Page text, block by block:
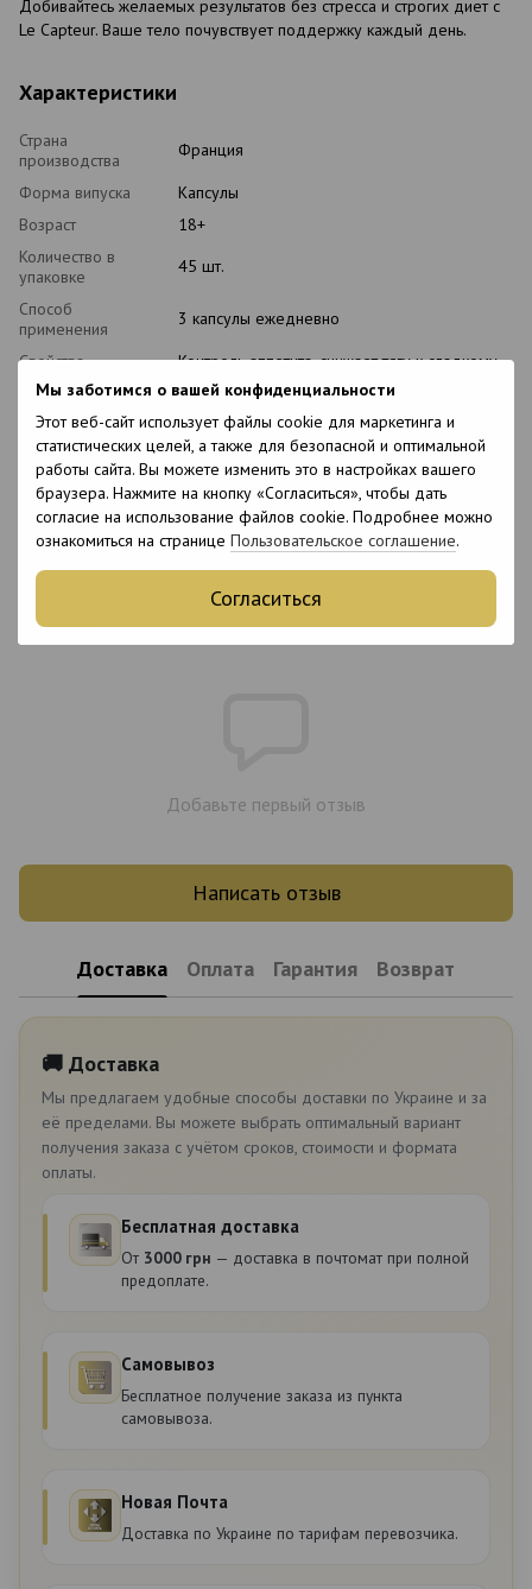
Мы заботимся о вашей конфиденциальности
Этот веб-сайт использует файлы cookie для маркетинга и
статистических целей, а также для безопасной и оптимальной
работы сайта. Вы можете изменить это в настройках вашего
браузера. Нажмите на кнопку «Согласиться», чтобы дать
согласие на использование файлов cookie. Подробнее можно
ознакомиться на странице Пользовательское соглашение.
Согласиться
Добивайтесь желаемых результатов без стресса и строгих диет с
Le Capteur. Ваше тело почувствует поддержку каждый день.
Характеристики
Страна
производства
Франция
Форма випуска
Капсулы
Возраст
18+
Количество в
упаковке
45 шт.
Способ
применения
3 капсулы ежедневно
Свойства
Контроль аппетита, снижает тягу к сладкому,
снижает ощущения голода, улучшает
настроение
Противопоказания
Индивидуальная непереносимость
компонентов
Особенности
Состав
Гарциния камбоджийская, грифола кудрявая,
джимнема Сильвестра, грифония, хром,
витамин B1
Отзывы
Добавьте первый отзыв
Написать отзыв
Доставка Оплата Гарантия Возврат
🚚 Доставка
Мы предлагаем удобные способы доставки по Украине и за
её пределами. Вы можете выбрать оптимальный вариант
получения заказа с учётом сроков, стоимости и формата
оплаты.
Бесплатная доставка
От 3000 грн — доставка в почтомат при полной
предоплате.
Самовывоз
Бесплатное получение заказа из пункта
самовывоза.
Новая Почта
Доставка по Украине по тарифам перевозчика.